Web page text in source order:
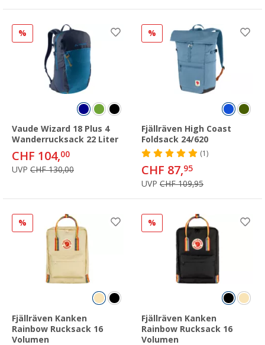
%
Vaude Wizard 18 Plus 4
Wanderrucksack 22 Liter
CHF 104,00
UVP CHF 130,00
%
Fjällräven High Coast
Foldsack 24/620
(1)
CHF 87,95
UVP CHF 109,95
%
Fjällräven Kanken
Rainbow Rucksack 16
Volumen
%
Fjällräven Kanken
Rainbow Rucksack 16
Volumen